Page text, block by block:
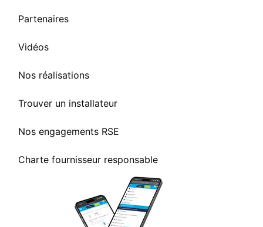
Partenaires
Vidéos
Nos réalisations
Trouver un installateur
Nos engagements RSE
Charte fournisseur responsable